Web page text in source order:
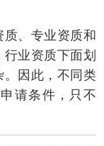
、专业资质和
业资质下面划
。因此，不同类
请条件，只不